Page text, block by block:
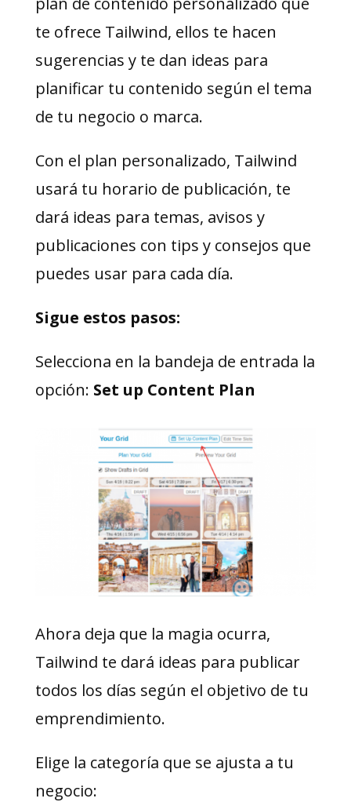
te ofrece Tailwind, ellos te hacen
sugerencias y te dan ideas para
planificar tu contenido según el tema
de tu negocio o marca.
Con el plan personalizado, Tailwind
usará tu horario de publicación, te
dará ideas para temas, avisos y
publicaciones con tips y consejos que
puedes usar para cada día.
Sigue estos pasos:
Selecciona en la bandeja de entrada la
opción: Set up Content Plan
Ahora deja que la magia ocurra,
Tailwind te dará ideas para publicar
todos los días según el objetivo de tu
emprendimiento.
Elige la categoría que se ajusta a tu
negocio: